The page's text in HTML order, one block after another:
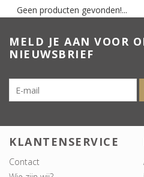
Geen producten gevonden!...
MELD JE AAN VOOR
NIEUWSBRIEF
KLANTENSERVICE
Contact